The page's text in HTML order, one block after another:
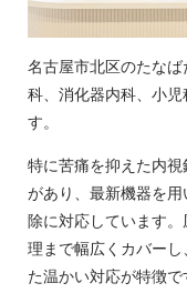
名古屋市北区のたな
科、消化器内科、小
す。
特に苦痛を抑えた内
があり、最新機器を
除に対応しています
理まで幅広くカバー
た温かい対応が特徴